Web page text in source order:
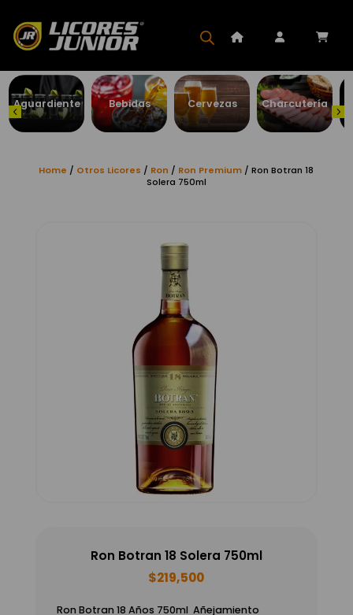
Aguardiente Bebidas Cervezas Charcutería
Home / Otros Licores / Ron / Ron Premium / Ron Botran 18
Solera 750ml
Ron Botran 18 Solera 750ml
$219,500
Ron Botran 18 Años 750ml Añejamiento